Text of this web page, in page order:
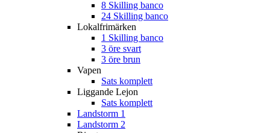
8 Skilling banco
24 Skilling banco
Lokalfrimärken
1 Skilling banco
3 öre svart
3 öre brun
Vapen
Sats komplett
Liggande Lejon
Sats komplett
Landstorm 1
Landstorm 2